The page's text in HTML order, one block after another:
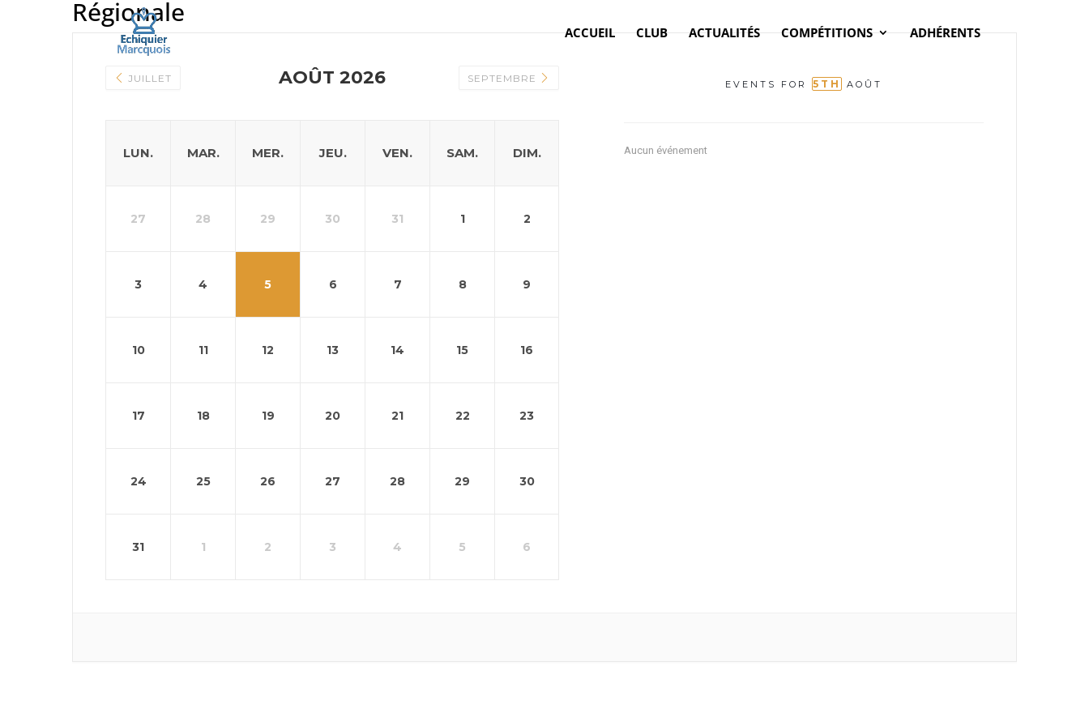
ACCUEIL CLUB ACTUALITÉS COMPÉTITIONS ADHÉRENTS
Régionale
JUILLET AOÛT 2026 SEPTEMBRE
LUN. MAR. MER. JEU. VEN. SAM. DIM.
27 28 29 30 31 1 2
3 4 5 6 7 8 9
10 11 12 13 14 15 16
17 18 19 20 21 22 23
24 25 26 27 28 29 30
31 1 2 3 4 5 6
EVENTS FOR 5TH AOÛT
Aucun événement